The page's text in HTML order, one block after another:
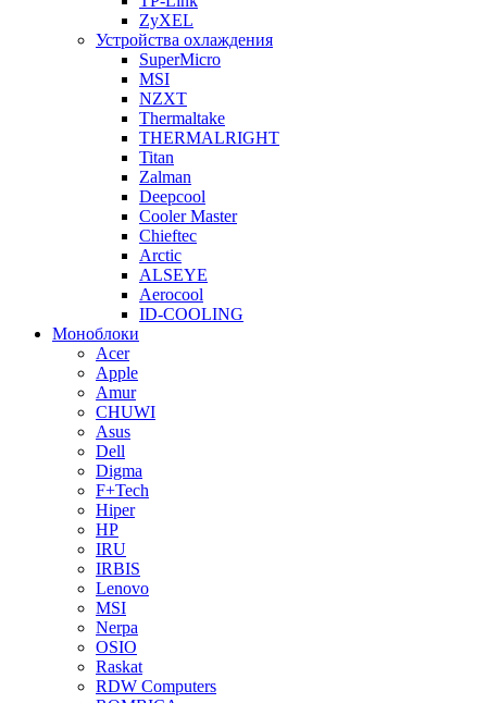
ZyXEL
Устройства охлаждения
SuperMicro
MSI
NZXT
Thermaltake
THERMALRIGHT
Titan
Zalman
Deepcool
Cooler Master
Chieftec
Arctic
ALSEYE
Aerocool
ID-COOLING
Моноблоки
Acer
Apple
Amur
CHUWI
Asus
Dell
Digma
F+Tech
Hiper
HP
IRU
IRBIS
Lenovo
MSI
Nerpa
OSIO
Raskat
RDW Computers